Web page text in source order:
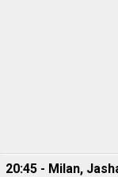
20:45 - Milan,